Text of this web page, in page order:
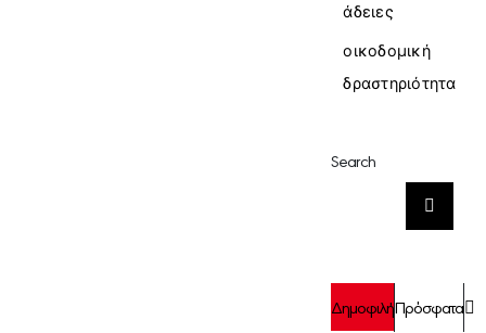
άδειες
οικοδομική
δραστηριότητα
Search
Αναζήτηση
ΔημοφιλήΠρόσφατα